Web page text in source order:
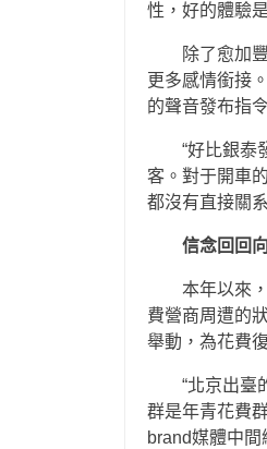
性，好的體驗
除了愈加
更多感情銜接
的聲音發布指
“好比銀泰
客。對于開車
都沒有直接關
信念回回
本年以來
費營商周遭的
舉動，為花費
“北京出臺
群是年青花費
brand媒體中